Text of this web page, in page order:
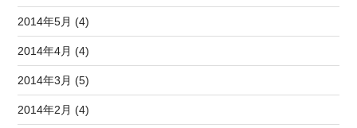
2014年5月 (4)
2014年4月 (4)
2014年3月 (5)
2014年2月 (4)